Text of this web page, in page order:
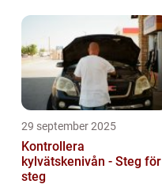
29 september 2025
Kontrollera
kylvätskenivån - Steg för
steg